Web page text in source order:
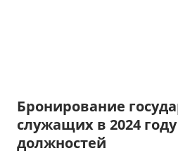
Бронирование
служащих в 2024
должностей